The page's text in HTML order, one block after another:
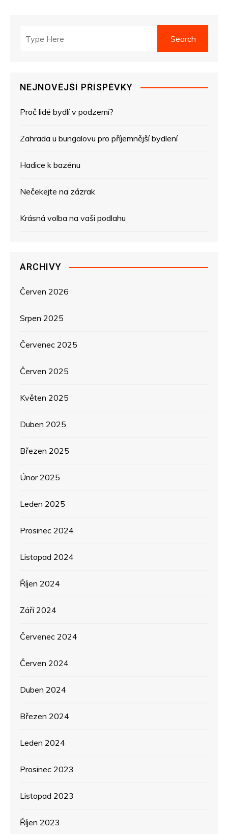
NEJNOVĚJŠÍ PŘÍSPĚVKY
Proč lidé bydlí v podzemí?
Zahrada u bungalovu pro příjemnější bydlení
Hadice k bazénu
Nečekejte na zázrak
Krásná volba na vaši podlahu
ARCHIVY
Červen 2026
Srpen 2025
Červenec 2025
Červen 2025
Květen 2025
Duben 2025
Březen 2025
Únor 2025
Leden 2025
Prosinec 2024
Listopad 2024
Říjen 2024
Září 2024
Červenec 2024
Červen 2024
Duben 2024
Březen 2024
Leden 2024
Prosinec 2023
Listopad 2023
Říjen 2023